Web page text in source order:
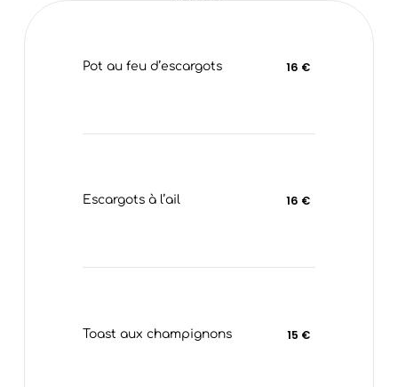
Pot au feu d’escargots 16 €
Escargots à l’ail 16 €
Toast aux champignons 15 €